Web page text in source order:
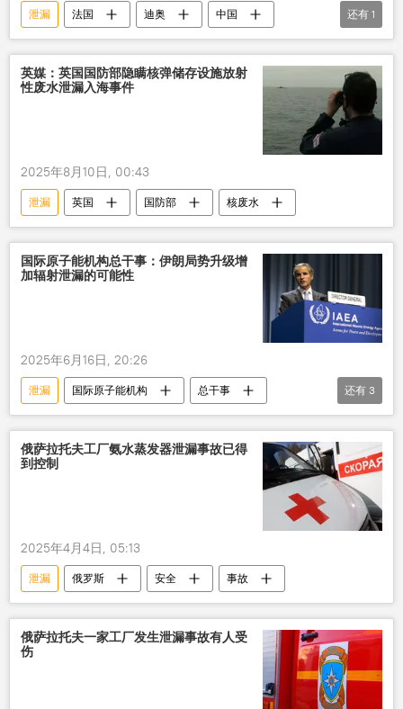
泄漏 法国 迪奥
中国
数据
还有 1
英媒：英国国防部隐瞒核弹储存设施放射
性废水泄漏入海事件
2025年8月10日, 00:43
泄漏 英国 国防部 核废水
国际原子能机构总干事：伊朗局势升级增
加辐射泄漏的可能性
2025年6月16日, 20:26
泄漏 国际原子能机构
总干事
伊朗
辐射
可能性
以色列伊朗冲突升级
还有 3
俄萨拉托夫工厂氨水蒸发器泄漏事故已得
到控制
2025年4月4日, 05:13
泄漏 俄罗斯 安全 事故
俄萨拉托夫一家工厂发生泄漏事故有人受
伤